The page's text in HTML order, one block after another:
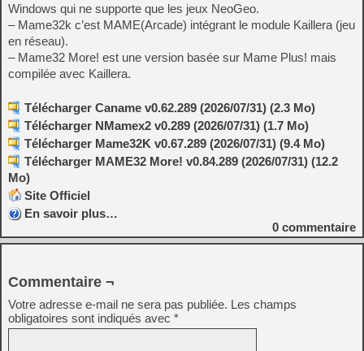
Windows qui ne supporte que les jeux NeoGeo.
– Mame32k c’est MAME(Arcade) intégrant le module Kaillera (jeu
en réseau).
– Mame32 More! est une version basée sur Mame Plus! mais
compilée avec Kaillera.
Télécharger Caname v0.62.289 (2026/07/31) (2.3 Mo)
Télécharger NMamex2 v0.289 (2026/07/31) (1.7 Mo)
Télécharger Mame32K v0.67.289 (2026/07/31) (9.4 Mo)
Télécharger MAME32 More! v0.84.289 (2026/07/31) (12.2
Mo)
Site Officiel
En savoir plus…
0 commentaire
Commentaire ¬
Votre adresse e-mail ne sera pas publiée. Les champs
obligatoires sont indiqués avec *